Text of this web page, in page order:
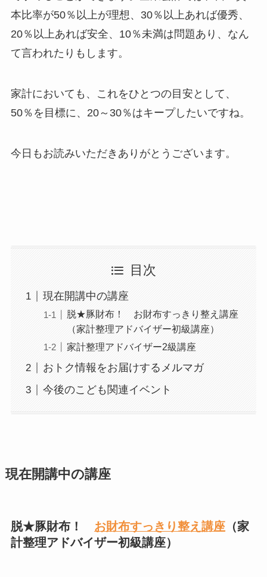
本比率が50％以上が理想、30％以上あれば優秀、
20％以上あれば安全、10％未満は問題あり、なん
て言われたりもします。
家計においても、これをひとつの目安として、
50％を目標に、20～30％はキープしたいですね。
今日もお読みいただきありがとうございます。
目次
現在開講中の講座
脱★豚財布！ お財布すっきり整え講座
（家計整理アドバイザー初級講座）
家計整理アドバイザー2級講座
おトク情報をお届けするメルマガ
今後のこども関連イベント
現在開講中の講座
脱★豚財布！ お財布すっきり整え講座（家
計整理アドバイザー初級講座）